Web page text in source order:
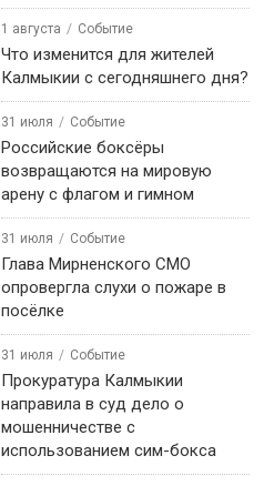
1 августа Событие
Что изменится для жителей
Калмыкии с сегодняшнего дня?
31 июля Событие
Российские боксёры
возвращаются на мировую
арену с флагом и гимном
31 июля Событие
Глава Мирненского СМО
опровергла слухи о пожаре в
посёлке
31 июля Событие
Прокуратура Калмыкии
направила в суд дело о
мошенничестве с
использованием сим-бокса